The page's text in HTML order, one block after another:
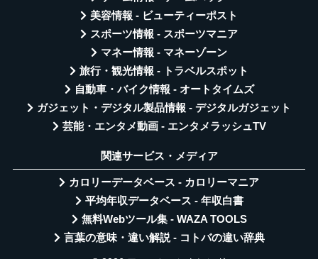
美容情報 - ビューティーポスト
スポーツ情報 - スポーツマニア
マネー情報 - マネーゾーン
旅行・観光情報 - トラベルスポット
自動車・バイク情報 - オートタイムズ
ガジェット・デジタル製品情報 - デジタルガジェット
芸能・エンタメ動画 - エンタメラッシュTV
関連サービス・メディア
カロリーデータベース - カロリーマニア
平均年収データベース - 年収白書
無料Webツール集 - WAZA TOOLS
言葉の意味・違い解説 - コトバの違い辞典